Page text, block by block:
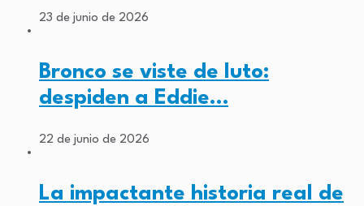
23 de junio de 2026
Bronco se viste de luto:
despiden a Eddie…
22 de junio de 2026
La impactante historia real de